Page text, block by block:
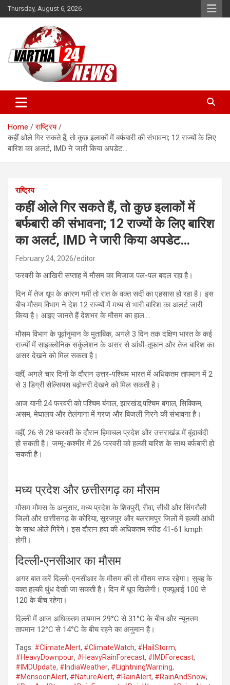
Skip
to
Thursday, August 6, 2026
Vartha 24
Home
राष्ट्रिय
कहीं ओले गिर सकते हैं, तो कुछ इलाकों में बर्फबारी की संभावना; 12 राज्यों के लिए
बारिश का अलर्ट, IMD ने जारी किया अपडेट…
राष्ट्रिय
कहीं ओले गिर सकते हैं, तो कुछ इलाकों में
बर्फबारी की संभावना; 12 राज्यों के लिए बारिश
का अलर्ट, IMD ने जारी किया अपडेट…
February 24, 2026 editor
फरवरी के आखिरी सप्ताह में मौसम का मिजाज पल-पल बदल रहा है।
दिन में तेज धूप के कारण गर्मी तो रात के वक्त सर्दी का एहसास हो रहा है। इस
बीच मौसम विभाग ने देश 12 राज्यों में मध्य से भारी बारिश का अलर्ट जारी
किया है। आइए जानते हैं देशभर के मौसम का हाल….
मौसम विभाग के पूर्वानुमान के मुताबिक, अगले 3 दिन तक दक्षिण भारत के कई
राज्यों में साइक्लोनिक सर्कुलेशन के असर से आंधी-तूफान और तेज बारिश का
असर देखने को मिल सकता है।
वहीं, अगले चार दिनों के दौरान उत्तर-पश्चिम भारत में अधिकतम तापमान में 2
से 3 डिग्री सेल्सियस बढ़ोत्तरी देखने को मिल सकती है।
आज यानी 24 फरवरी को पश्चिम बंगाल, झारखंड,पश्चिम बंगाल, सिक्किम,
असम, मेघालय और तेलंगाना में गरज और बिजली गिरने की संभावना है।
वहीं, 26 से 28 फरवरी के दौरान हिमाचल प्रदेश और उत्तराखंड में बूंदाबांदी
हो सकती है। जम्मू-कश्मीर में 26 फरवरी को हल्की बारिश के साथ बर्फबारी हो
सकती है।
मध्य प्रदेश और छत्तीसगढ़ का मौसम
मौसम मौमस के अनुसार, मध्य प्रदेश के शिवपुरी, रीवा, सीधी और सिंगरौली
जिलों और छत्तीसगढ़ के कोरिया, सूरजपुर और बलरामपुर जिलों में हल्की आंधी
के साथ ओले गिरेंगे। इस दौरान हवा की अधिकतम स्पीड 41-61 kmph
होगी।
दिल्ली-एनसीआर का मौसम
अगर बात करें दिल्ली-एनसीआर के मौसम की तो मौसम साफ रहेगा। सुबह के
वक्त हल्की धुंध देखी जा सकती है। दिन में धूप खिलेगी। एक्यूआई 100 से
120 के बीच रहेगा।
दिल्ली में आज अधिकतम तापमान 29°C से 31°C के बीच और न्यूनतम
तापमान 12°C से 14°C के बीच रहने का अनुमान है।
Tags: #ClimateAlert, #ClimateWatch, #HailStorm,
#HeavyDownpour, #HeavyRainForecast, #IMDForecast,
#IMDUpdate, #IndiaWeather, #LightningWarning,
#MonsoonAlert, #NatureAlert, #RainAlert, #RainAndSnow,